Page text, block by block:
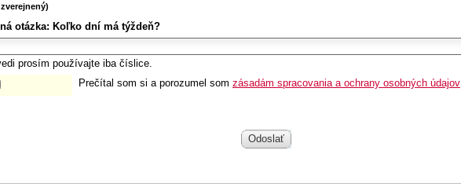
otázka: Koľko dní má týždeň?
prosím používajte iba číslice.
Prečítal som si a porozumel som zásadám spracovania a ochrany osobných údajov
Odoslať